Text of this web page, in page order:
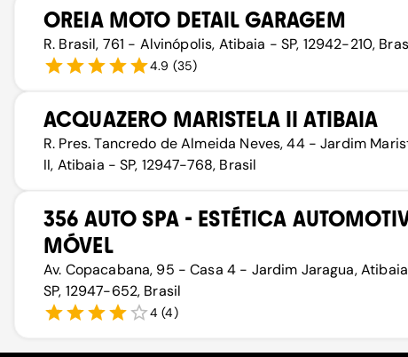
OREIA MOTO DETAIL GARAGEM
R. Brasil, 761 - Alvinópolis, Atibaia - SP, 12942-210,
4.9 (35)
ACQUAZERO MARISTELA II ATIBAIA
R. Pres. Tancredo de Almeida Neves, 44 - Jardim
II, Atibaia - SP, 12947-768, Brasil
356 AUTO SPA - ESTÉTICA
MÓVEL
Av. Copacabana, 95 - Casa 4 - Jardim Jaragua,
SP, 12947-652, Brasil
4 (4)